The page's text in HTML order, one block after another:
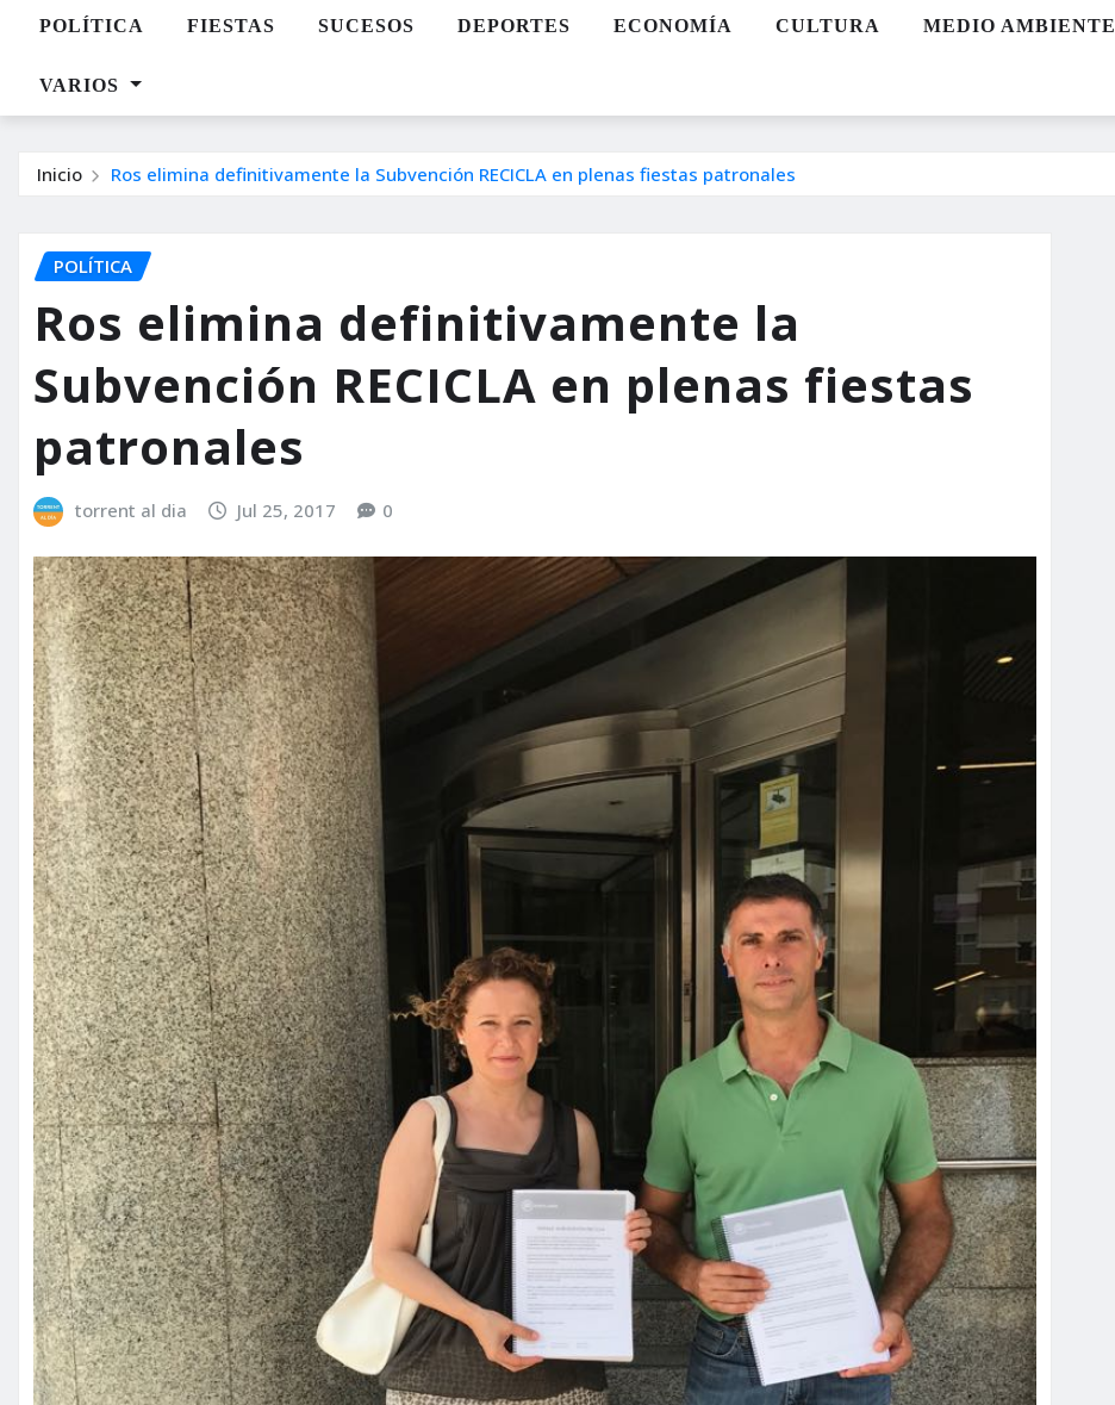
POLÍTICA FIESTAS SUCESOS DEPORTES ECONOMÍA CULTURA MEDIO AMBIENTE
VARIOS
Inicio Ros elimina definitivamente la Subvención RECICLA en plenas fiestas patronales
POLÍTICA
Ros elimina definitivamente la
Subvención RECICLA en plenas fiestas
patronales
torrent al dia Jul 25, 2017 0